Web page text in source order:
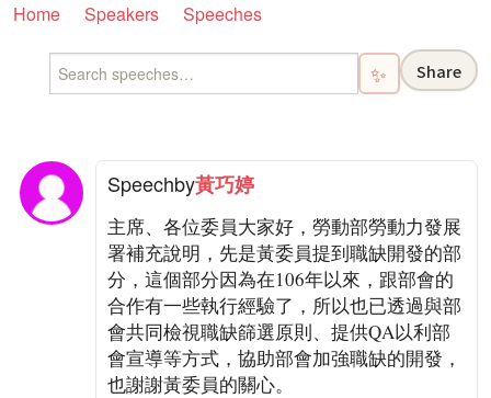
Home Speakers Speeches
✨ Share
Speechby黃巧婷
主席、各位委員大家好，勞動部勞動力發展
署補充說明，先是黃委員提到職缺開發的部
分，這個部分因為在106年以來，跟部會的
合作有一些執行經驗了，所以也已透過與部
會共同檢視職缺篩選原則、提供QA以利部
會宣導等方式，協助部會加強職缺的開發，
也謝謝黃委員的關心。